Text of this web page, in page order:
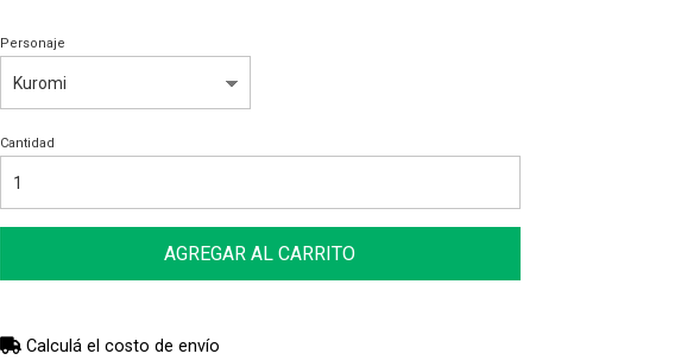
Personaje
Cantidad
AGREGAR AL CARRITO
Calculá el costo de envío